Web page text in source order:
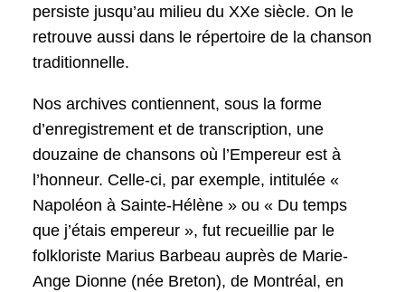
persiste jusqu’au milieu du XXe siècle. On le
retrouve aussi dans le répertoire de la chanson
traditionnelle.
Nos archives contiennent, sous la forme
d’enregistrement et de transcription, une
douzaine de chansons où l’Empereur est à
l’honneur. Celle-ci, par exemple, intitulée «
Napoléon à Sainte-Hélène » ou « Du temps
que j’étais empereur », fut recueillie par le
folkloriste Marius Barbeau auprès de Marie-
Ange Dionne (née Breton), de Montréal, en